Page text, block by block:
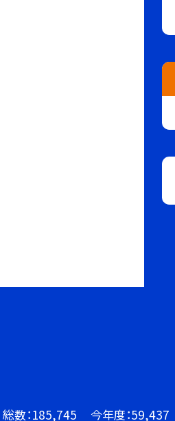
総数：185,745 今年度：59,437